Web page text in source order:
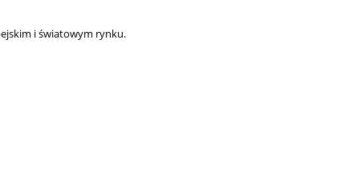
i światowym rynku.